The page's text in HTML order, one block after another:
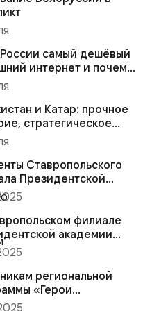
России самый дешёвый
интернет и почему
отличаются
и Катар: прочное
стратегическое
и курс на со...
Ставропольского
Президентской
стали волонтёрами
филиале
академии
региональной
региональной
«Герои
вручена